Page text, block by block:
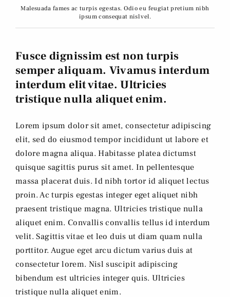
Malesuada fames ac turpis egestas. Odio eu feugiat pretium nibh
ipsum consequat nisl vel.
Fusce dignissim est non turpis
semper aliquam. Vivamus interdum
interdum elit vitae. Ultricies
tristique nulla aliquet enim.
Lorem ipsum dolor sit amet, consectetur adipiscing
elit, sed do eiusmod tempor incididunt ut labore et
dolore magna aliqua. Habitasse platea dictumst
quisque sagittis purus sit amet. In pellentesque
massa placerat duis. Id nibh tortor id aliquet lectus
proin. Ac turpis egestas integer eget aliquet nibh
praesent tristique magna. Ultricies tristique nulla
aliquet enim. Convallis convallis tellus id interdum
velit. Sagittis vitae et leo duis ut diam quam nulla
porttitor. Augue eget arcu dictum varius duis at
consectetur lorem. Nisl suscipit adipiscing
bibendum est ultricies integer quis. Ultricies
tristique nulla aliquet enim.